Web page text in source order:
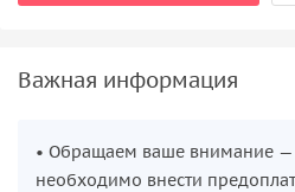
Важная информация
• Обращаем ваше внимание —
необходимо внести